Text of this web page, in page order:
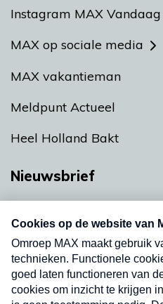
Instagram MAX Vandaag
MAX op sociale media
MAX vakantieman
Meldpunt Actueel
Heel Holland Bakt
Nieuwsbrief
nieuwsbrief. Elke vrijdag-
uw mailbox.